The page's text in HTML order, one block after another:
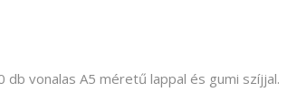
vonalas A5 méretű lappal és gumi szíjjal.